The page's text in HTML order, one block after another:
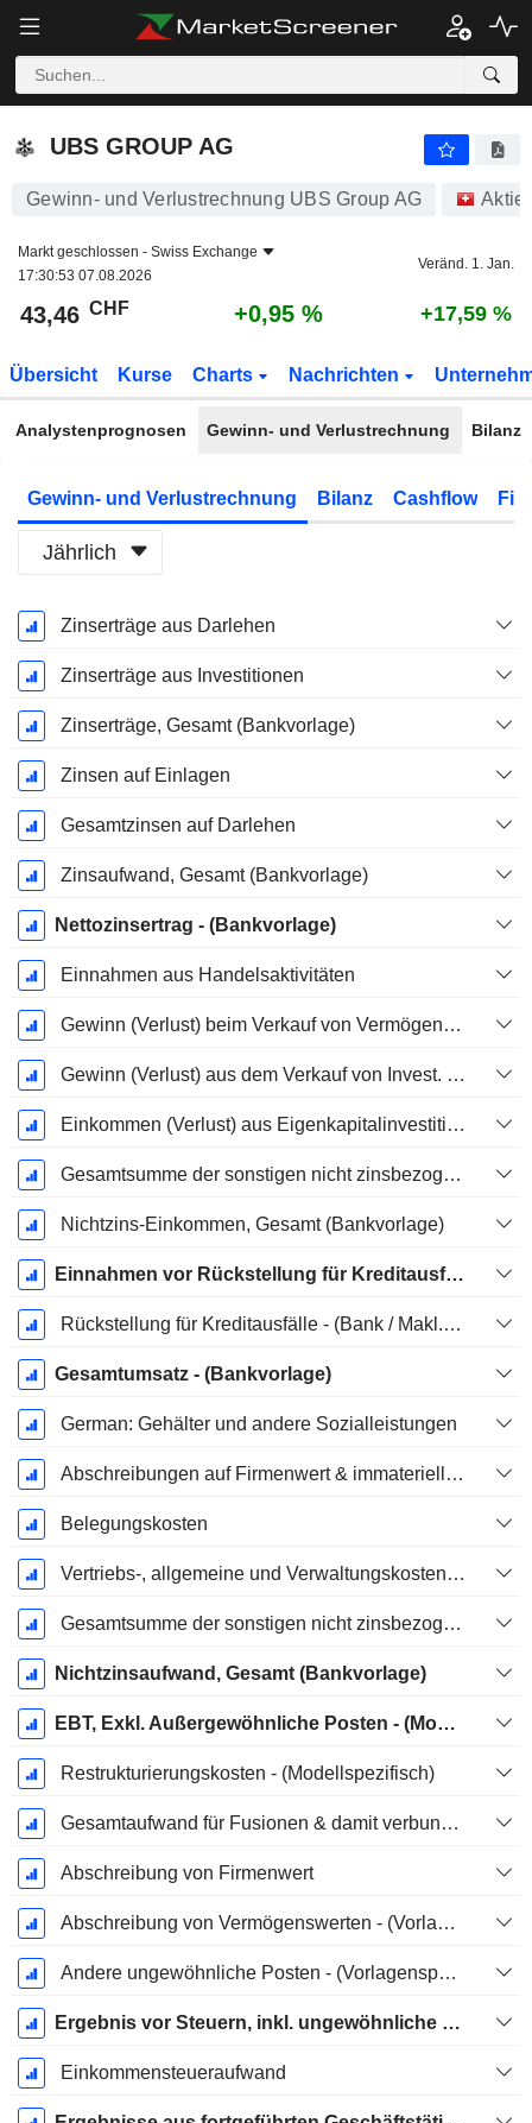
UBS GROUP AG
UBS GROUP AG
Gewinn- und Verlustrechnung UBS Group AG
Markt geschlossen - Swiss Exchange
17:30:53 07.08.2026
Veränd. 1. Jan.
43,46 CHF +0,95 % +17,59 %
Übersicht Kurse Charts Nachrichten
Analystenprognosen Gewinn- und Verlustrechnung Bilanz
Gewinn- und Verlustrechnung Bilanz Cashflow
Jährlich
Ende d.
Geschäftsjahres:
Dezember
Zinserträge aus Darlehen
Zinserträge aus Investitionen
Zinserträge, Gesamt (Bankvorlage)
Zinsen auf Einlagen
Gesamtzinsen auf Darlehen
Zinsaufwand, Gesamt (Bankvorlage)
Nettozinsertrag - (Bankvorlage)
Einnahmen aus Handelsaktivitäten
Gewinn (Verlust) beim Verkauf von Vermögenswerten - (Einnahmenblock)
Gewinn (Verlust) aus dem Verkauf von Invest. & Wertpapiere - (Rev)
Einkommen (Verlust) aus Eigenkapitalinvestitionen (Einkommensblock) - (Bankvorlage)
Gesamtsumme der sonstigen nicht zinsbezogenen Einnahmen
Nichtzins-Einkommen, Gesamt (Bankvorlage)
Einnahmen vor Rückstellung für Kreditausfälle
Rückstellung für Kreditausfälle - (Bank / Makl. / FS Vorlage)
Gesamtumsatz - (Bankvorlage)
German: Gehälter und andere Sozialleistungen
Abschreibungen auf Firmenwert & immaterielle Vermögenswerte
Belegungskosten
Vertriebs-, allgemeine und Verwaltungskosten, Gesamt - (Modellspezifisch)
Gesamtsumme der sonstigen nicht zinsbezogenen Aufwendungen
Nichtzinsaufwand, Gesamt (Bankvorlage)
EBT, Exkl. Außergewöhnliche Posten - (Modellspezifisch)
Restrukturierungskosten - (Modellspezifisch)
Gesamtaufwand für Fusionen & damit verbundene Umstrukturierungen
Abschreibung von Firmenwert
Abschreibung von Vermögenswerten - (Vorlagenspezifisch)
Andere ungewöhnliche Posten - (Vorlagenspezifisch)
Ergebnis vor Steuern, inkl. ungewöhnliche Posten
Einkommensteueraufwand